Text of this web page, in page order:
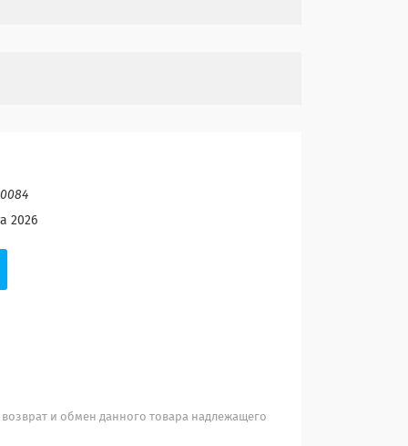
2026
и обмен данного товара надлежащего